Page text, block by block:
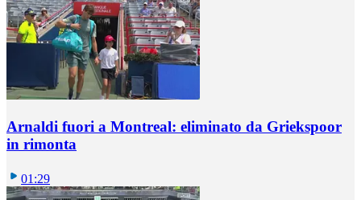
Arnaldi fuori a Montreal: eliminato da Griekspoor
in rimonta
01:29